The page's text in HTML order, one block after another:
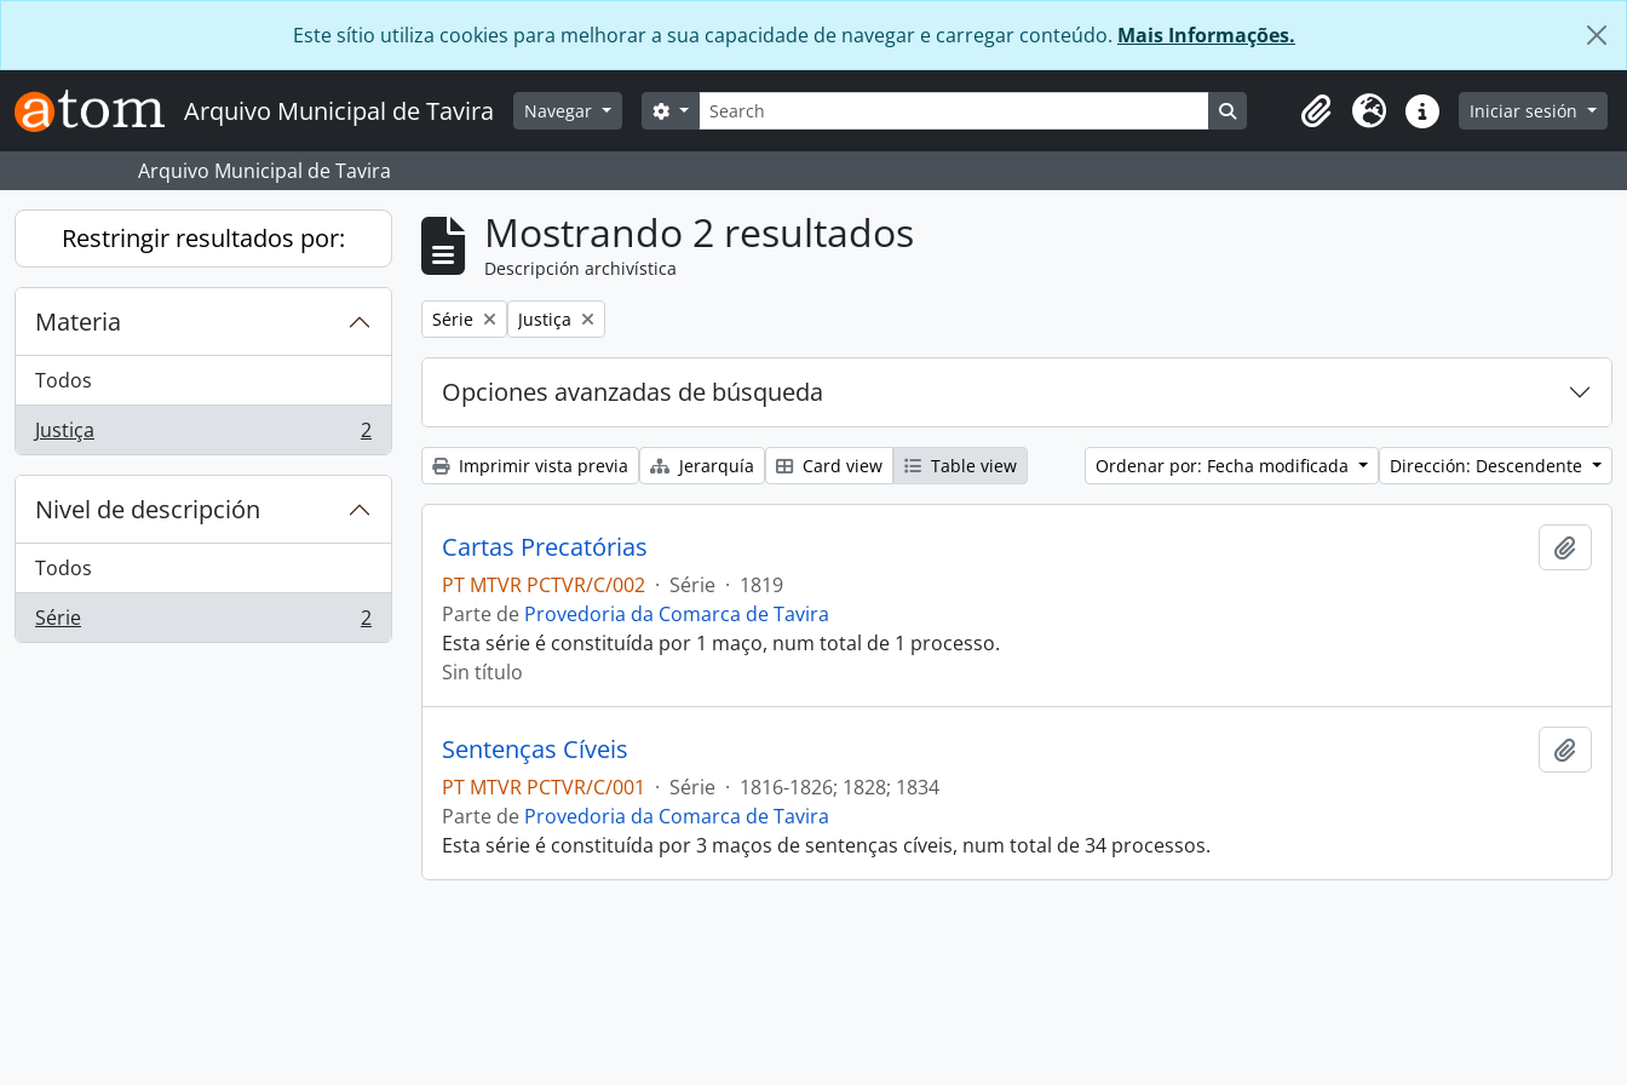
Este sítio utiliza cookies para melhorar a sua capacidade de navegar e carregar conteúdo. Mais Informações.
Arquivo Municipal de Tavira Navegar Búsqueda
Search options Search in browse page
Clipboard
Idioma Enlaces rápidos
Iniciar sesión
Arquivo Municipal de Tavira
Restringir resultados por:
Materia
Todos
Justiça
, 2 resultados 2
Nivel de descripción
Todos
Série
, 2 resultados 2
Mostrando 2 resultados
Descripción archivística
Remove filter:
Série Remove filter:
Justiça
Opciones avanzadas de búsqueda
Imprimir vista previa Jerarquía Card view Table view Ordenar por: Fecha modificada Dirección: Descendente
Cartas Precatórias
PT MTVR PCTVR/C/002 · Série · 1819
Parte de Provedoria da Comarca de Tavira
Esta série é constituída por 1 maço, num total de 1 processo.
Sin título
Sentenças Cíveis
PT MTVR PCTVR/C/001 · Série · 1816-1826; 1828; 1834
Parte de Provedoria da Comarca de Tavira
Esta série é constituída por 3 maços de sentenças cíveis, num total de 34 processos.